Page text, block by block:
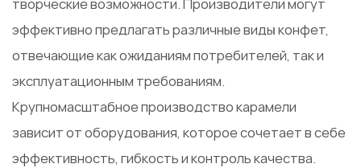
творческие возможности. Производители могут
эффективно предлагать различные виды конфет,
отвечающие как ожиданиям потребителей, так и
эксплуатационным требованиям.
Крупномасштабное производство карамели
зависит от оборудования, которое сочетает в себе
эффективность, гибкость и контроль качества.